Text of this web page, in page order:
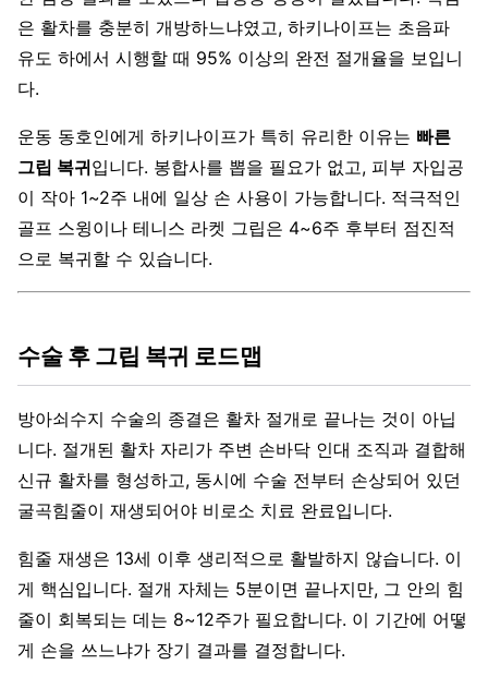
은 활차를 충분히 개방하느냐였고, 하키나이프는 초음파
유도 하에서 시행할 때 95% 이상의 완전 절개율을 보입니
다.
운동 동호인에게 하키나이프가 특히 유리한 이유는 빠른
그립 복귀입니다. 봉합사를 뽑을 필요가 없고, 피부 자입공
이 작아 1~2주 내에 일상 손 사용이 가능합니다. 적극적인
골프 스윙이나 테니스 라켓 그립은 4~6주 후부터 점진적
으로 복귀할 수 있습니다.
수술 후 그립 복귀 로드맵
방아쇠수지 수술의 종결은 활차 절개로 끝나는 것이 아닙
니다. 절개된 활차 자리가 주변 손바닥 인대 조직과 결합해
신규 활차를 형성하고, 동시에 수술 전부터 손상되어 있던
굴곡힘줄이 재생되어야 비로소 치료 완료입니다.
힘줄 재생은 13세 이후 생리적으로 활발하지 않습니다. 이
게 핵심입니다. 절개 자체는 5분이면 끝나지만, 그 안의 힘
줄이 회복되는 데는 8~12주가 필요합니다. 이 기간에 어떻
게 손을 쓰느냐가 장기 결과를 결정합니다.